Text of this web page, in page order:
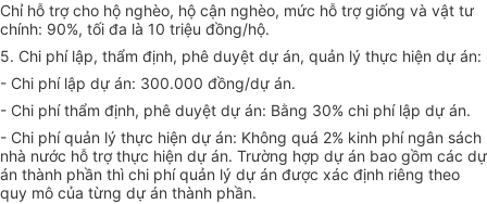
Chỉ hỗ trợ cho hộ nghèo, hộ cận nghèo, mức hỗ trợ giống và vật tư
chính: 90%, tối đa là 10 triệu đồng/hộ.
5. Chi phí lập, thẩm định, phê duyệt dự án, quản lý thực hiện dự án:
- Chi phí lập dự án: 300.000 đồng/dự án.
- Chi phí thẩm định, phê duyệt dự án: Bằng 30% chi phí lập dự án.
- Chi phí quản lý thực hiện dự án: Không quá 2% kinh phí ngân sách
nhà nước hỗ trợ thực hiện dự án. Trường hợp dự án bao gồm các dự
án thành phần thì chi phí quản lý dự án được xác định riêng theo
quy mô của từng dự án thành phần.